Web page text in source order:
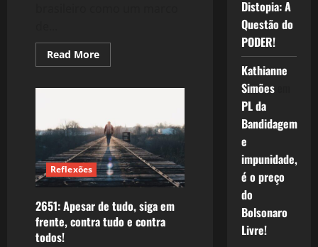
Read MoreRead
more
Reflexões
2651: Apesar de tudo, siga em
frente, contra tudo e contra
todos!
Distopia: A
Questão do
PODER!
Kathianne
Simõesem
PL da
Bandidagem
e
impunidade,
é o preço
do
Bolsonaro
Livre!